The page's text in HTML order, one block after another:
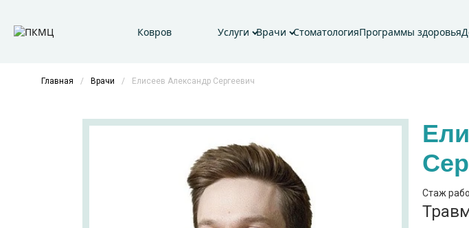
Ковров Услуги Врачи СтоматологияПрограммы здоровья
Главная / Врачи / Елисеев Александр Сергеевич
Стаж